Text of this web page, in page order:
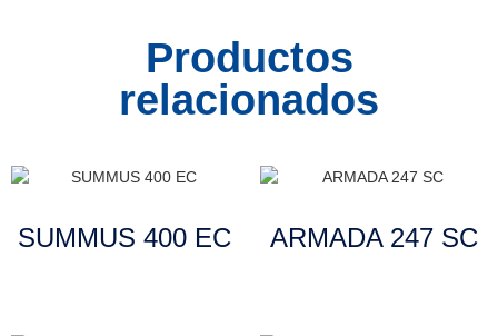
Productos
relacionados
SUMMUS 400 EC ARMADA 247 SC